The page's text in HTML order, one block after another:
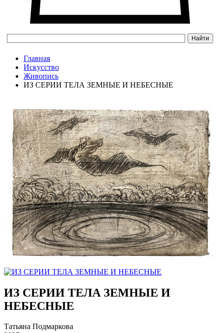
Главная
Искусство
Живопись
ИЗ СЕРИИ ТЕЛА ЗЕМНЫЕ И НЕБЕСНЫЕ
ИЗ СЕРИИ ТЕЛА ЗЕМНЫЕ И
НЕБЕСНЫЕ
Татьяна Подмаркова